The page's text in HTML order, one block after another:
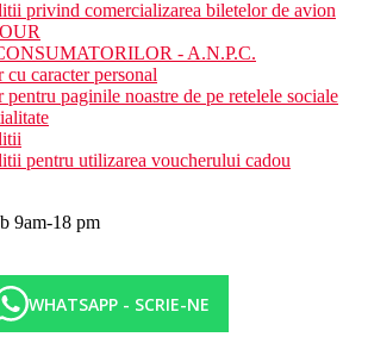
(19:30-21:30)
noapte (00:00-01:00)
dupa-amiaza (12:30-4:30 p.m.)
a.m.-6 p.m.)
(00:00-07:00)
de cina in 4 restaurante a la carte contra cost
si nealcoolice de productie locala si
import 24 de ore pe zi
privind comercializarea biletelor de avion
- A.N.P.C.
cu caracter personal
pentru paginile noastre de pe retelele sociale
pentru utilizarea voucherului cadou
9am-18 pm
WHATSAPP - SCRIE-NE